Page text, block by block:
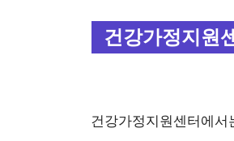
건강가정지원
건강가정지원센터에